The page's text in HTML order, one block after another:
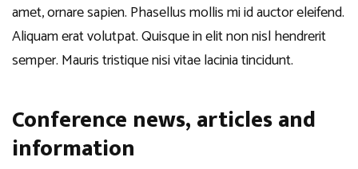
amet, ornare sapien. Phasellus mollis mi id auctor eleifend.
Aliquam erat volutpat. Quisque in elit non nisl hendrerit
semper. Mauris tristique nisi vitae lacinia tincidunt.
Conference news, articles and
information